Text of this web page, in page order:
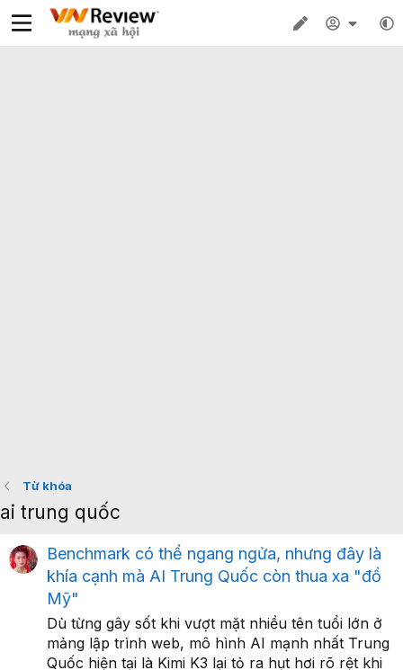
Từ khóa
ai trung quốc
Benchmark có thể ngang ngửa, nhưng đây là
khía cạnh mà AI Trung Quốc còn thua xa "đồ
Mỹ"
Dù từng gây sốt khi vượt mặt nhiều tên tuổi lớn ở
mảng lập trình web, mô hình AI mạnh nhất Trung
Quốc hiện tại là Kimi K3 lại tỏ ra hụt hơi rõ rệt khi